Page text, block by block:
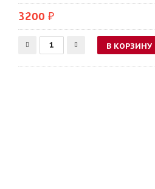
3200 ₽
В КОРЗИНУ